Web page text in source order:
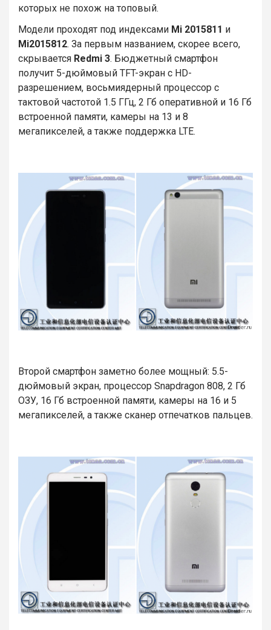
которых не похож на топовый.
Модели проходят под индексами Mi 2015811 и
Mi2015812. За первым названием, скорее всего,
скрывается Redmi 3. Бюджетный смартфон
получит 5-дюймовый TFT-экран с HD-
разрешением, восьмиядерный процессор с
тактовой частотой 1.5 ГГц, 2 Гб оперативной и 16 Гб
встроенной памяти, камеры на 13 и 8
мегапикселей, а также поддержка LTE.
Второй смартфон заметно более мощный: 5.5-
дюймовый экран, процессор Snapdragon 808, 2 Гб
ОЗУ, 16 Гб встроенной памяти, камеры на 16 и 5
мегапикселей, а также сканер отпечатков пальцев.